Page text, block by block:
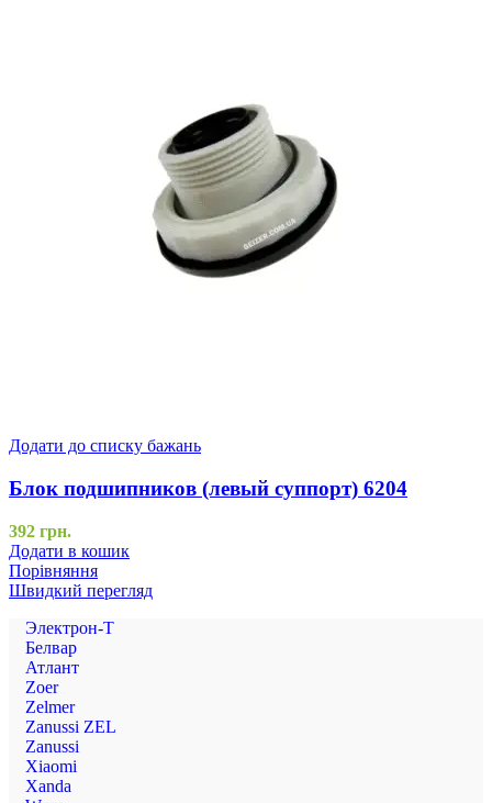
Додати до списку бажань
Блок подшипников (левый суппорт) 6204
392 грн.
Додати в кошик
Порівняння
Швидкий перегляд
Электрон-Т
Белвар
Атлант
Zoer
Zelmer
Zanussi ZEL
Zanussi
Xiaomi
Xanda